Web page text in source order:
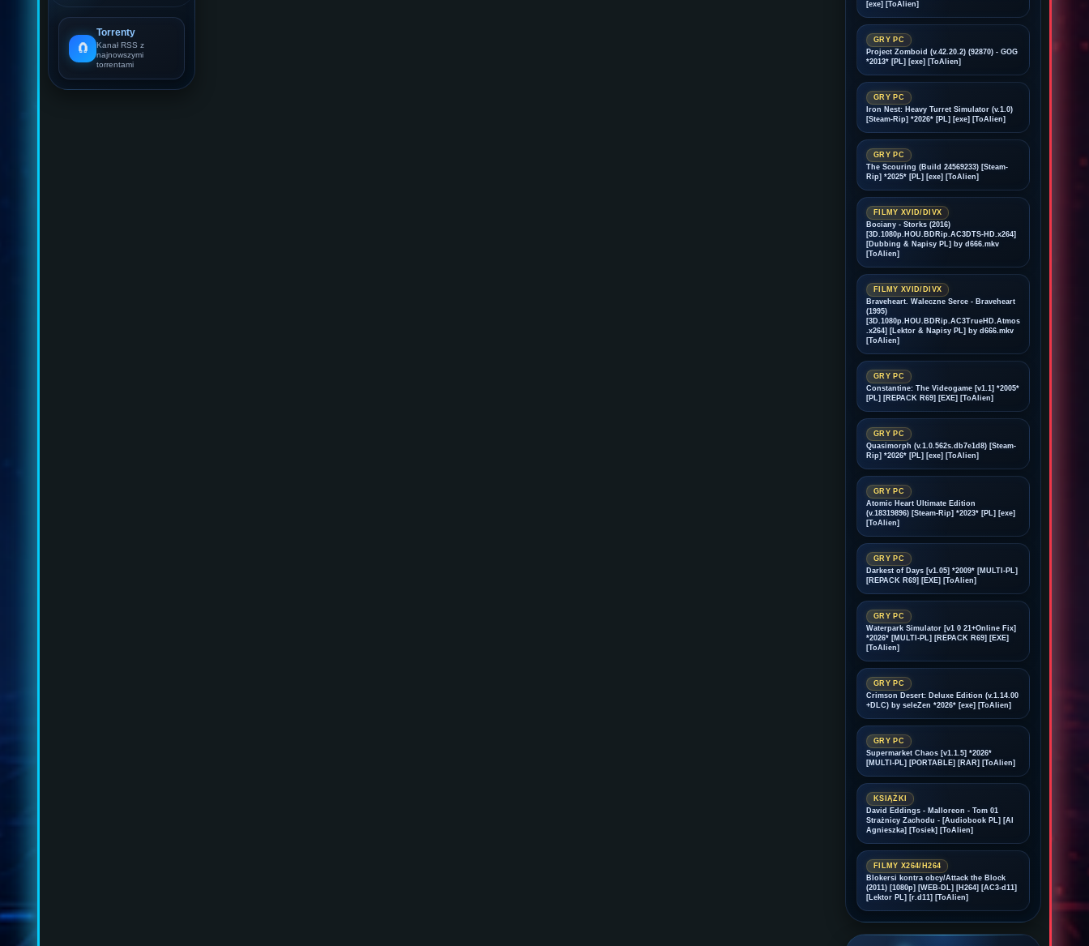
🧲
Torrenty
Kanał RSS z
najnowszymi
torrentami
[exe] [ToAlien]
GRY PC
Project Zomboid (v.42.20.2) (92870) - GOG
*2013* [PL] [exe] [ToAlien]
GRY PC
Iron Nest: Heavy Turret Simulator (v.1.0)
[Steam-Rip] *2026* [PL] [exe] [ToAlien]
GRY PC
The Scouring (Build 24569233) [Steam-
Rip] *2025* [PL] [exe] [ToAlien]
FILMY XVID/DIVX
Bociany - Storks (2016)
[3D.1080p.HOU.BDRip.AC3DTS-HD.x264]
[Dubbing & Napisy PL] by d666.mkv
[ToAlien]
FILMY XVID/DIVX
Braveheart. Waleczne Serce - Braveheart
(1995)
[3D.1080p.HOU.BDRip.AC3TrueHD.Atmos
.x264] [Lektor & Napisy PL] by d666.mkv
[ToAlien]
GRY PC
Constantine: The Videogame [v1.1] *2005*
[PL] [REPACK R69] [EXE] [ToAlien]
GRY PC
Quasimorph (v.1.0.562s.db7e1d8) [Steam-
Rip] *2026* [PL] [exe] [ToAlien]
GRY PC
Atomic Heart Ultimate Edition
(v.18319896) [Steam-Rip] *2023* [PL] [exe]
[ToAlien]
GRY PC
Darkest of Days [v1.05] *2009* [MULTI-PL]
[REPACK R69] [EXE] [ToAlien]
GRY PC
Waterpark Simulator [v1 0 21+Online Fix]
*2026* [MULTI-PL] [REPACK R69] [EXE]
[ToAlien]
GRY PC
Crimson Desert: Deluxe Edition (v.1.14.00
+DLC) by seleZen *2026* [exe] [ToAlien]
GRY PC
Supermarket Chaos [v1.1.5] *2026*
[MULTI-PL] [PORTABLE] [RAR] [ToAlien]
KSIĄŻKI
David Eddings - Malloreon - Tom 01
Strażnicy Zachodu - [Audiobook PL] [AI
Agnieszka] [Tosiek] [ToAlien]
FILMY X264/H264
Blokersi kontra obcy/Attack the Block
(2011) [1080p] [WEB-DL] [H264] [AC3-d11]
[Lektor PL] [r.d11] [ToAlien]